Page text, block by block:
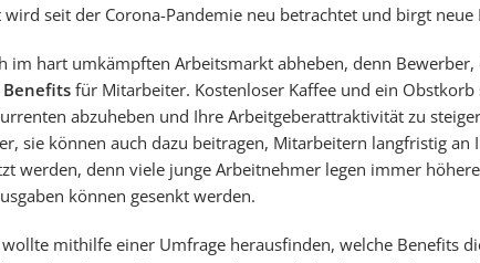
seit der Corona-Pandemie neu betrachtet und birgt
im hart umkämpften Arbeitsmarkt abheben, denn
Benefits für Mitarbeiter. Kostenloser Kaffee und ein
abzuheben und Ihre Arbeitgeberattraktivität zu
sie können auch dazu beitragen, Mitarbeitern langfristig
werden, denn viele junge Arbeitnehmer legen immer
können gesenkt werden.
mithilfe einer Umfrage herausfinden, welche